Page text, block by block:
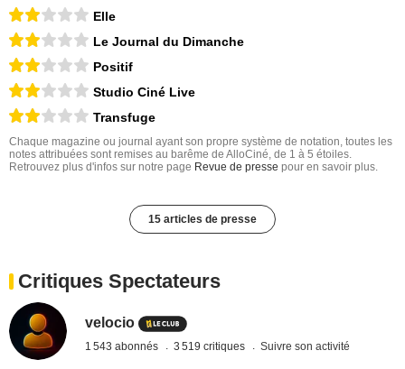
Elle
Le Journal du Dimanche
Positif
Studio Ciné Live
Transfuge
Chaque magazine ou journal ayant son propre système de notation, toutes les
notes attribuées sont remises au barême de AlloCiné, de 1 à 5 étoiles.
Retrouvez plus d'infos sur notre page Revue de presse pour en savoir plus.
15 articles de presse
Critiques Spectateurs
velocio
1 543 abonnés 3 519 critiques Suivre son activité